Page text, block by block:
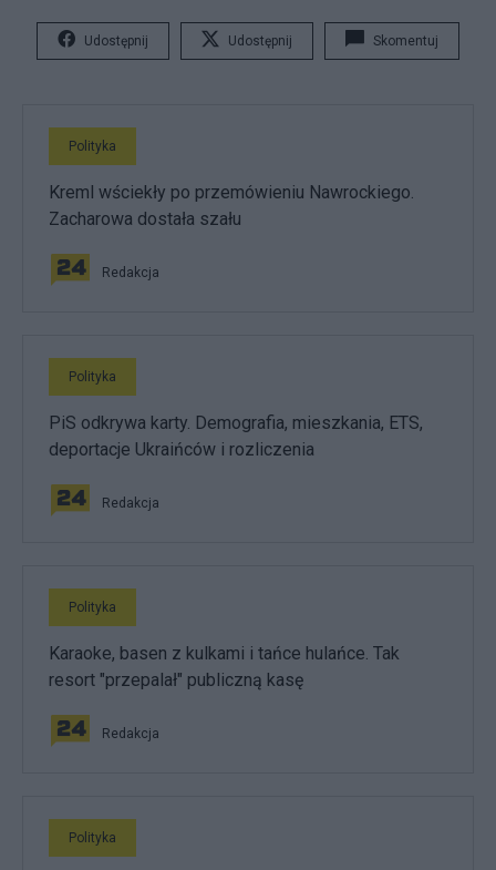
Udostępnij Udostępnij Skomentuj
Polityka
Kreml wściekły po przemówieniu Nawrockiego.
Zacharowa dostała szału
Redakcja
Polityka
PiS odkrywa karty. Demografia, mieszkania, ETS,
deportacje Ukraińców i rozliczenia
Redakcja
Polityka
Karaoke, basen z kulkami i tańce hulańce. Tak
resort "przepalał" publiczną kasę
Redakcja
Polityka